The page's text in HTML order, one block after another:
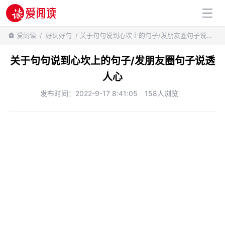
百科知识
爱阅读 / 好词好句 / 关于句句说到心坎上的句子/发朋友圈句子说透人心
关于句句说到心坎上的句子/发朋友圈句子说透
人心
发布时间：2022-9-17 8:41:05 158人浏览